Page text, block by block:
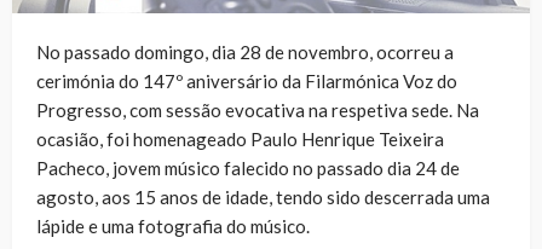
No passado domingo, dia 28 de novembro, ocorreu a
cerimónia do 147º aniversário da Filarmónica Voz do
Progresso, com sessão evocativa na respetiva sede. Na
ocasião, foi homenageado Paulo Henrique Teixeira
Pacheco, jovem músico falecido no passado dia 24 de
agosto, aos 15 anos de idade, tendo sido descerrada uma
lápide e uma fotografia do músico.